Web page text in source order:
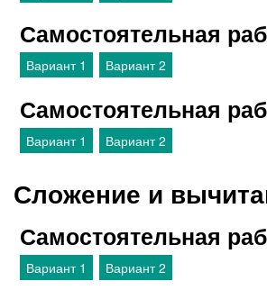
Самостоятельная
Вариант 1 Вариант 2
Самостоятельная
Вариант 1 Вариант 2
Сложение и
Самостоятельная
Вариант 1 Вариант 2